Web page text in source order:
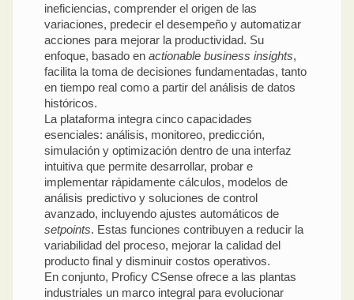
ineficiencias, comprender el origen de las
variaciones, predecir el desempeño y automatizar
acciones para mejorar la productividad. Su
enfoque, basado en actionable business insights,
facilita la toma de decisiones fundamentadas, tanto
en tiempo real como a partir del análisis de datos
históricos.
La plataforma integra cinco capacidades
esenciales: análisis, monitoreo, predicción,
simulación y optimización dentro de una interfaz
intuitiva que permite desarrollar, probar e
implementar rápidamente cálculos, modelos de
análisis predictivo y soluciones de control
avanzado, incluyendo ajustes automáticos de
setpoints. Estas funciones contribuyen a reducir la
variabilidad del proceso, mejorar la calidad del
producto final y disminuir costos operativos.
En conjunto, Proficy CSense ofrece a las plantas
industriales un marco integral para evolucionar